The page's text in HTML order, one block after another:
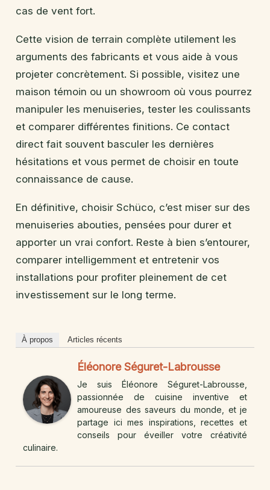
cas de vent fort.
Cette vision de terrain complète utilement les
arguments des fabricants et vous aide à vous
projeter concrètement. Si possible, visitez une
maison témoin ou un showroom où vous pourrez
manipuler les menuiseries, tester les coulissants
et comparer différentes finitions. Ce contact
direct fait souvent basculer les dernières
hésitations et vous permet de choisir en toute
connaissance de cause.
En définitive, choisir Schüco, c’est miser sur des
menuiseries abouties, pensées pour durer et
apporter un vrai confort. Reste à bien s’entourer,
comparer intelligemment et entretenir vos
installations pour profiter pleinement de cet
investissement sur le long terme.
À propos Articles récents
Éléonore Séguret-Labrousse
Je suis Éléonore Séguret-Labrousse,
passionnée de cuisine inventive et
amoureuse des saveurs du monde, et je
partage ici mes inspirations, recettes et
conseils pour éveiller votre créativité
culinaire.